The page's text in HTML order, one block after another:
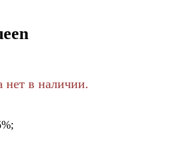
нет в наличии.